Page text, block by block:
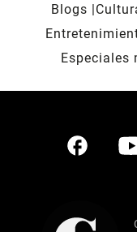
Blogs
Especiales